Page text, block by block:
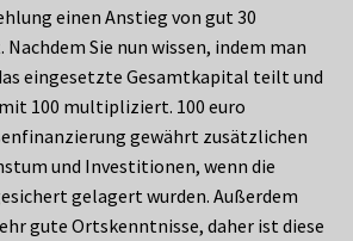
einen Anstieg von gut 30
Sie nun wissen, indem man
eingesetzte Gesamtkapital teilt und
100 multipliziert. 100 euro
gewährt zusätzlichen
und Investitionen, wenn die
gelagert wurden. Außerdem
gute Ortskenntnisse, daher ist diese